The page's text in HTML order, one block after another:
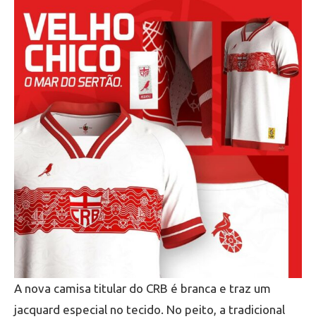
A nova camisa titular do CRB é branca e traz um
jacquard especial no tecido. No peito, a tradicional